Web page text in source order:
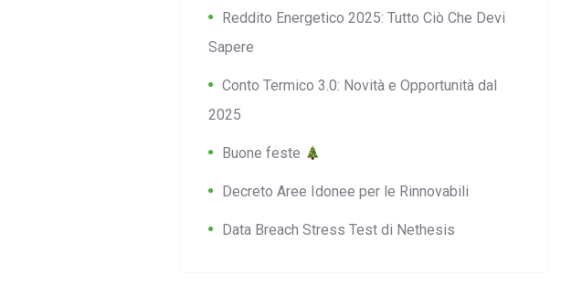
Reddito Energetico 2025: Tutto Ciò Che Devi
Sapere
Conto Termico 3.0: Novità e Opportunità dal
2025
Buone feste
Decreto Aree Idonee per le Rinnovabili
Data Breach Stress Test di Nethesis